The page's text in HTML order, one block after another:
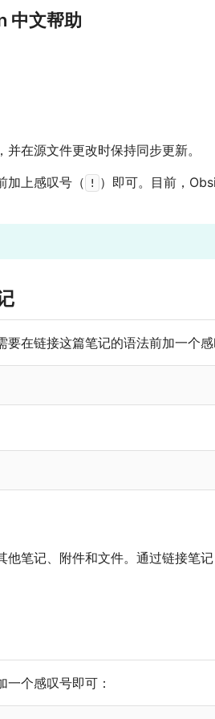
中文帮助
在源文件更改时保持同步更新。
加上感叹号（ ! ）即可。目前，
在链接这篇笔记的语法前加一个感
他笔记、附件和文件。通过链接笔
个感叹号即可：